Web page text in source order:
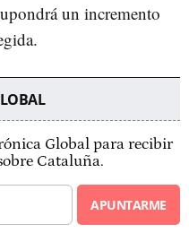
un incremento
Global para recibir
Cataluña.
APUNTARME